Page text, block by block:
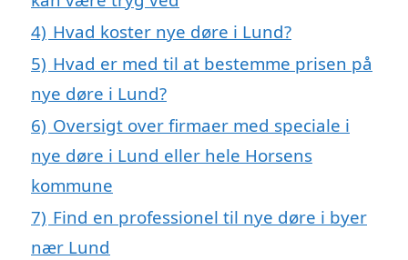
4) Hvad koster nye døre i Lund?
5) Hvad er med til at bestemme prisen på
nye døre i Lund?
6) Oversigt over firmaer med speciale i
nye døre i Lund eller hele Horsens
kommune
7) Find en professionel til nye døre i byer
nær Lund